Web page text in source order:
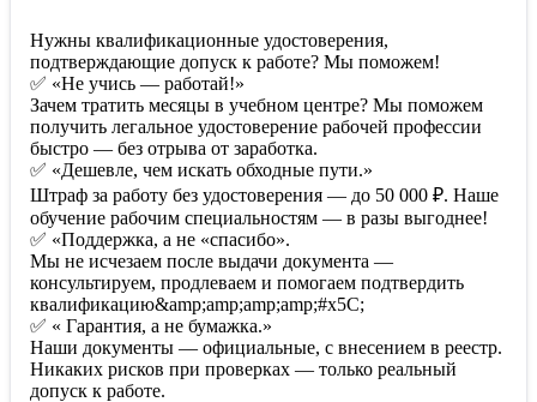
Нужны квалификационные удостоверения,
подтверждающие допуск к работе? Мы поможем!
✅ «Не учись — работай!»
Зачем тратить месяцы в учебном центре? Мы поможем
получить легальное удостоверение рабочей профессии
быстро — без отрыва от заработка.
✅ «Дешевле, чем искать обходные пути.»
Штраф за работу без удостоверения — до 50 000 ₽. Наше
обучение рабочим специальностям — в разы выгоднее!
✅ «Поддержка, а не «спасибо».
Мы не исчезаем после выдачи документа —
консультируем, продлеваем и помогаем подтвердить
квалификацию&amp;amp;amp;amp;#x5C;
✅ « Гарантия, а не бумажка.»
Наши документы — официальные, с внесением в реестр.
Никаких рисков при проверках — только реальный
допуск к работе.